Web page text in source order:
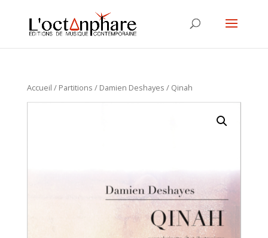
Accueil / Partitions / Damien Deshayes / Qinah